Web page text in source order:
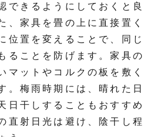
できるようにしておくと良
、家具を畳の上に直接置く
位置を変えることで、同じ
ることを防げます。家具の
マットやコルクの板を敷く
。梅雨時期には、晴れた日
日干しすることもおすすめ
直射日光は避け、陰干し程